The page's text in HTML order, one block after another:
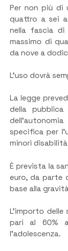
Per non più di
quattro a sei
nella fascia
massimo di
da nove a
L’uso dovrà
La legge
della
specifica per
minori
È prevista la
euro, da parte
base alla
L’importo
pari al 60%
l’adolescenza.